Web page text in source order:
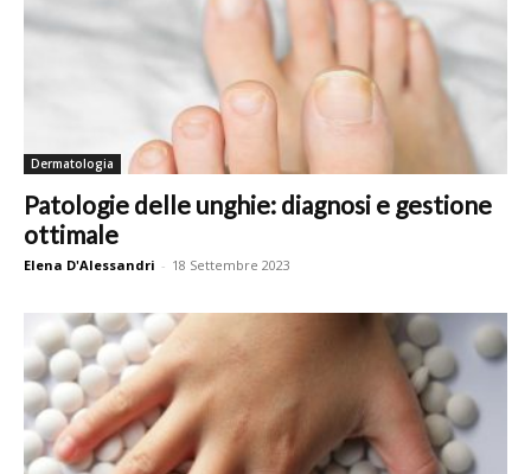
Dermatologia
Patologie delle unghie: diagnosi e gestione
ottimale
Elena D'Alessandri - 18 Settembre 2023